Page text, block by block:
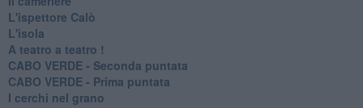
L'ispettore Calò
L'isola
A teatro a teatro !
CABO VERDE - Seconda puntata
CABO VERDE - Prima puntata
I cerchi nel grano